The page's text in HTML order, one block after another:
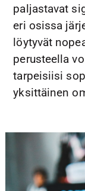
paljastavat
eri osissa
löytyvät
perusteella
tarpeisiisi
yksittäinen